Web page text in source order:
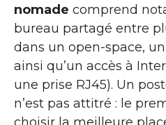
nomade comprend
bureau partagé entre
dans un open-space,
ainsi qu’un accès à
une prise RJ45). Un
n’est pas attitré : le